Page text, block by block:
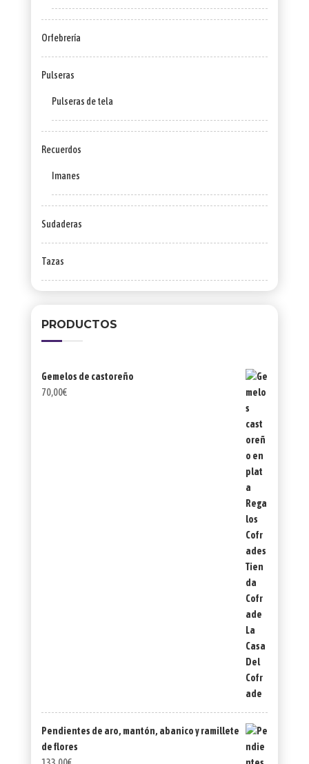
Orfebrería
Pulseras
Pulseras de tela
Recuerdos
Imanes
Sudaderas
Tazas
PRODUCTOS
Gemelos de castoreño
70,00€
Pendientes de aro, mantón, abanico y ramillete
de flores